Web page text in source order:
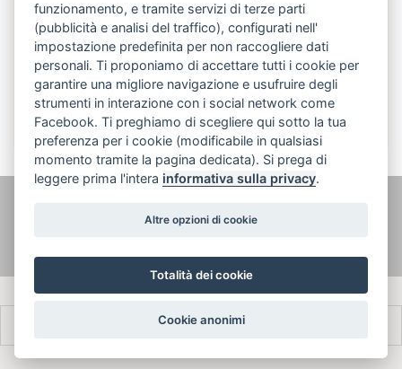
Italiano
informazioni legali
funzionamento, e tramite servizi di terze parti
(pubblicità e analisi del traffico), configurati nell'
impostazione predefinita per non raccogliere dati
personali. Ti proponiamo di accettare tutti i cookie per
garantire una migliore navigazione e usufruire degli
strumenti in interazione con i social network come
Facebook. Ti preghiamo di scegliere qui sotto la tua
preferenza per i cookie (modificabile in qualsiasi
momento tramite la pagina dedicata). Si prega di
leggere prima l'intera informativa sulla privacy.
Altre opzioni di cookie
Totalità dei cookie
Cookie anonimi
Italiano